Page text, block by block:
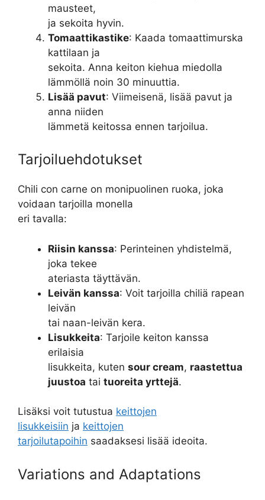
mausteet,
ja sekoita hyvin.
Tomaattikastike: Kaada tomaattimurska
kattilaan ja
sekoita. Anna keiton kiehua miedolla
lämmöllä noin 30 minuuttia.
Lisää pavut: Viimeisenä, lisää pavut ja
anna niiden
lämmetä keitossa ennen tarjoilua.
Tarjoiluehdotukset
Chili con carne on monipuolinen ruoka, joka
voidaan tarjoilla monella
eri tavalla:
Riisin kanssa: Perinteinen yhdistelmä,
joka tekee
ateriasta täyttävän.
Leivän kanssa: Voit tarjoilla chiliä rapean
leivän
tai naan-leivän kera.
Lisukkeita: Tarjoile keiton kanssa
erilaisia
lisukkeita, kuten sour cream, raastettua
juustoa tai tuoreita yrttejä.
Lisäksi voit tutustua keittojen
lisukkeisiin ja keittojen
tarjoilutapoihin saadaksesi lisää ideoita.
Variations and Adaptations